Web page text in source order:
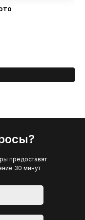
предоставят
30 минут